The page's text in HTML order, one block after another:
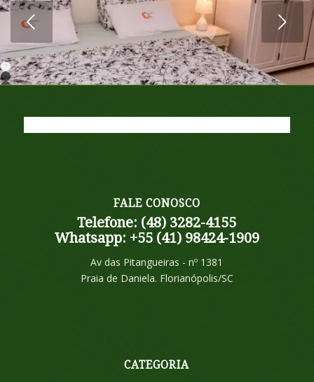
Próximo
1
2
FALE CONOSCO
Telefone: (48) 3282-4155
Whatsapp: +55 (41) 98424-1909
Av das Pitangueiras - nº 1381
Praia de Daniela. Florianópolis/SC
CATEGORIA